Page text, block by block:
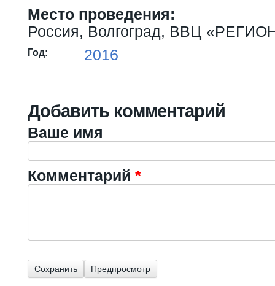
Место проведения:
Россия, Волгоград, ВВЦ
Год: 2016
Добавить комментарий
Ваше имя
Комментарий *